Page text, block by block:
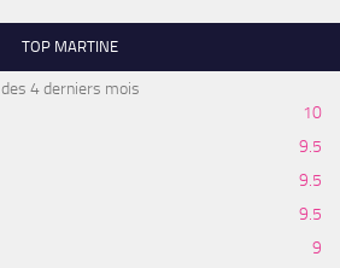
TOP MARTINE
des 4 derniers mois
10
9.5
9.5
9.5
9